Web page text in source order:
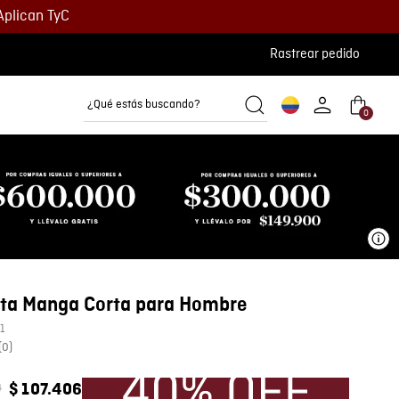
TyC
Rastrear pedido
¿Qué estás buscando?
0
Manga Corta para Hombre
(0)
$ 107.406